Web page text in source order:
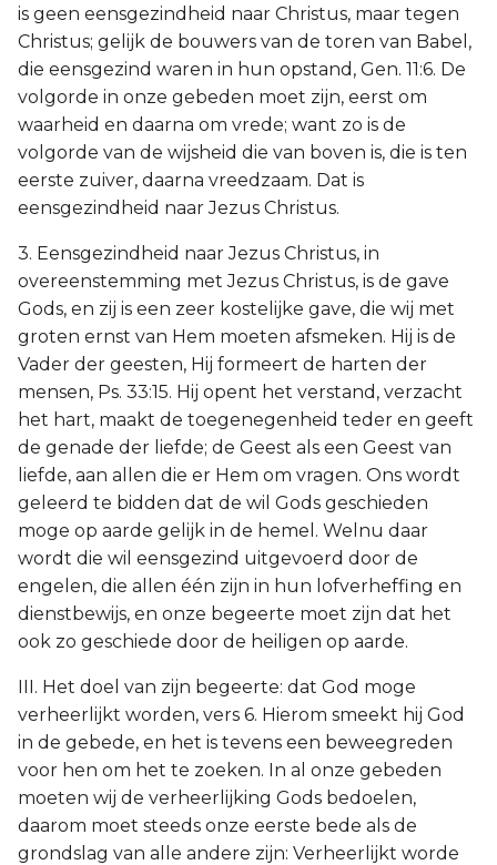
is geen eensgezindheid naar Christus, maar tegen
Christus; gelijk de bouwers van de toren van Babel,
die eensgezind waren in hun opstand, Gen. 11:6. De
volgorde in onze gebeden moet zijn, eerst om
waarheid en daarna om vrede; want zo is de
volgorde van de wijsheid die van boven is, die is ten
eerste zuiver, daarna vreedzaam. Dat is
eensgezindheid naar Jezus Christus.
3. Eensgezindheid naar Jezus Christus, in
overeenstemming met Jezus Christus, is de gave
Gods, en zij is een zeer kostelijke gave, die wij met
groten ernst van Hem moeten afsmeken. Hij is de
Vader der geesten, Hij formeert de harten der
mensen, Ps. 33:15. Hij opent het verstand, verzacht
het hart, maakt de toegenegenheid teder en geeft
de genade der liefde; de Geest als een Geest van
liefde, aan allen die er Hem om vragen. Ons wordt
geleerd te bidden dat de wil Gods geschieden
moge op aarde gelijk in de hemel. Welnu daar
wordt die wil eensgezind uitgevoerd door de
engelen, die allen één zijn in hun lofverheffing en
dienstbewijs, en onze begeerte moet zijn dat het
ook zo geschiede door de heiligen op aarde.
III. Het doel van zijn begeerte: dat God moge
verheerlijkt worden, vers 6. Hierom smeekt hij God
in de gebede, en het is tevens een beweegreden
voor hen om het te zoeken. In al onze gebeden
moeten wij de verheerlijking Gods bedoelen,
daarom moet steeds onze eerste bede als de
grondslag van alle andere zijn: Verheerlijkt worde